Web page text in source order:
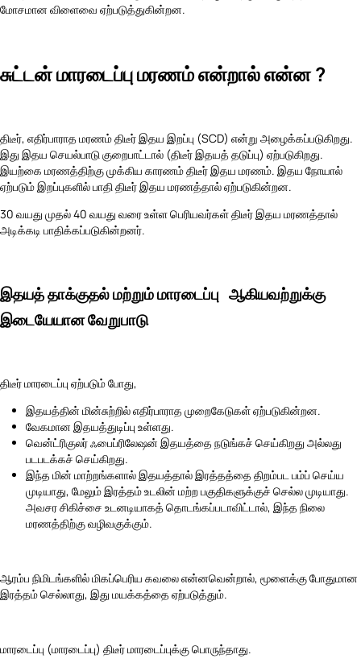
மோசமான விளைவை ஏற்படுத்துகின்றன.
சுட்டன் மாரடைப்பு மரணம் என்றால் என்ன ?
திடீர், எதிர்பாராத மரணம் திடீர் இதய இறப்பு (SCD) என்று அழைக்கப்படுகிறது.
இது இதய செயல்பாடு குறைபாட்டால் (திடீர் இதயத் தடுப்பு) ஏற்படுகிறது.
இயற்கை மரணத்திற்கு முக்கிய காரணம் திடீர் இதய மரணம். இதய நோயால்
ஏற்படும் இறப்புகளில் பாதி திடீர் இதய மரணத்தால் ஏற்படுகின்றன.
30 வயது முதல் 40 வயது வரை உள்ள பெரியவர்கள் திடீர் இதய மரணத்தால்
அடிக்கடி பாதிக்கப்படுகின்றனர்.
இதயத் தாக்குதல் மற்றும் மாரடைப்பு ஆகியவற்றுக்கு
இடையேயான வேறுபாடு
திடீர் மாரடைப்பு ஏற்படும் போது,
இதயத்தின் மின்சுற்றில் எதிர்பாராத முறைகேடுகள் ஏற்படுகின்றன.
வேகமான இதயத்துடிப்பு உள்ளது.
வென்ட்ரிகுலர் ஃபைப்ரிலேஷன் இதயத்தை நடுங்கச் செய்கிறது அல்லது
படபடக்கச் செய்கிறது.
இந்த மின் மாற்றங்களால் இதயத்தால் இரத்தத்தை திறம்பட பம்ப் செய்ய
முடியாது, மேலும் இரத்தம் உடலின் மற்ற பகுதிகளுக்குச் செல்ல முடியாது.
அவசர சிகிச்சை உடனடியாகத் தொடங்கப்படாவிட்டால், இந்த நிலை
மரணத்திற்கு வழிவகுக்கும்.
ஆரம்ப நிமிடங்களில் மிகப்பெரிய கவலை என்னவென்றால், மூளைக்கு போதுமான
இரத்தம் செல்லாது, இது மயக்கத்தை ஏற்படுத்தும்.
மாரடைப்பு (மாரடைப்பு) திடீர் மாரடைப்புக்கு பொருந்தாது.